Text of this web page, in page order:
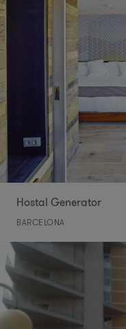
Hostal Generator
BARCELONA